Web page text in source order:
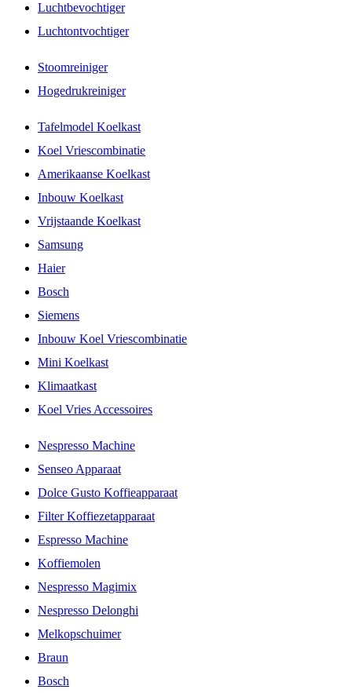
Luchtbevochtiger
Luchtontvochtiger
Stoomreiniger
Hogedrukreiniger
Tafelmodel Koelkast
Koel Vriescombinatie
Amerikaanse Koelkast
Inbouw Koelkast
Vrijstaande Koelkast
Samsung
Haier
Bosch
Siemens
Inbouw Koel Vriescombinatie
Mini Koelkast
Klimaatkast
Koel Vries Accessoires
Nespresso Machine
Senseo Apparaat
Dolce Gusto Koffieapparaat
Filter Koffiezetapparaat
Espresso Machine
Koffiemolen
Nespresso Magimix
Nespresso Delonghi
Melkopschuimer
Braun
Bosch